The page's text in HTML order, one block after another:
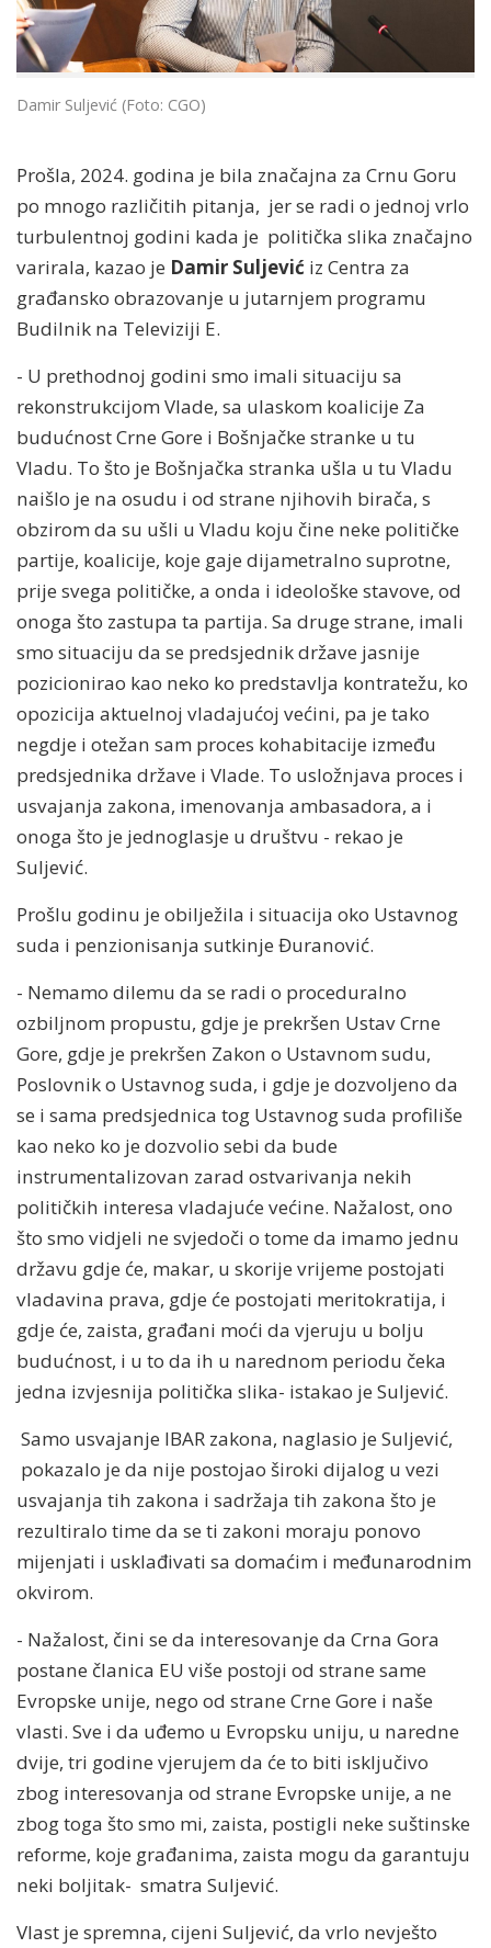
Damir Suljević (Foto: CGO)
Prošla, 2024. godina je bila značajna za Crnu Goru
po mnogo različitih pitanja, jer se radi o jednoj vrlo
turbulentnoj godini kada je politička slika značajno
varirala, kazao je Damir Suljević iz Centra za
građansko obrazovanje u jutarnjem programu
Budilnik na Televiziji E.
- U prethodnoj godini smo imali situaciju sa
rekonstrukcijom Vlade, sa ulaskom koalicije Za
budućnost Crne Gore i Bošnjačke stranke u tu
Vladu. To što je Bošnjačka stranka ušla u tu Vladu
naišlo je na osudu i od strane njihovih birača, s
obzirom da su ušli u Vladu koju čine neke političke
partije, koalicije, koje gaje dijametralno suprotne,
prije svega političke, a onda i ideološke stavove, od
onoga što zastupa ta partija. Sa druge strane, imali
smo situaciju da se predsjednik države jasnije
pozicionirao kao neko ko predstavlja kontratežu, ko
opozicija aktuelnoj vladajućoj većini, pa je tako
negdje i otežan sam proces kohabitacije između
predsjednika države i Vlade. To usložnjava proces i
usvajanja zakona, imenovanja ambasadora, a i
onoga što je jednoglasje u društvu - rekao je
Suljević.
Prošlu godinu je obilježila i situacija oko Ustavnog
suda i penzionisanja sutkinje Đuranović.
- Nemamo dilemu da se radi o proceduralno
ozbiljnom propustu, gdje je prekršen Ustav Crne
Gore, gdje je prekršen Zakon o Ustavnom sudu,
Poslovnik o Ustavnog suda, i gdje je dozvoljeno da
se i sama predsjednica tog Ustavnog suda profiliše
kao neko ko je dozvolio sebi da bude
instrumentalizovan zarad ostvarivanja nekih
političkih interesa vladajuće većine. Nažalost, ono
što smo vidjeli ne svjedoči o tome da imamo jednu
državu gdje će, makar, u skorije vrijeme postojati
vladavina prava, gdje će postojati meritokratija, i
gdje će, zaista, građani moći da vjeruju u bolju
budućnost, i u to da ih u narednom periodu čeka
jedna izvjesnija politička slika- istakao je Suljević.
Samo usvajanje IBAR zakona, naglasio je Suljević,
pokazalo je da nije postojao široki dijalog u vezi
usvajanja tih zakona i sadržaja tih zakona što je
rezultiralo time da se ti zakoni moraju ponovo
mijenjati i usklađivati sa domaćim i međunarodnim
okvirom.
- Nažalost, čini se da interesovanje da Crna Gora
postane članica EU više postoji od strane same
Evropske unije, nego od strane Crne Gore i naše
vlasti. Sve i da uđemo u Evropsku uniju, u naredne
dvije, tri godine vjerujem da će to biti isključivo
zbog interesovanja od strane Evropske unije, a ne
zbog toga što smo mi, zaista, postigli neke suštinske
reforme, koje građanima, zaista mogu da garantuju
neki boljitak- smatra Suljević.
Vlast je spremna, cijeni Suljević, da vrlo nevješto